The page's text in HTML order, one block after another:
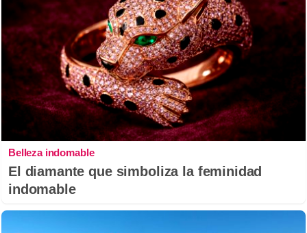
Belleza indomable
El diamante que simboliza la feminidad
indomable